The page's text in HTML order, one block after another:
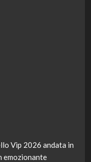
Vip 2026 andata in
emozionante